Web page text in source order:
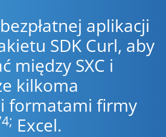
aplikacji
SDK Curl, aby
między SXC i
kilkoma
formatami firmy
Excel.